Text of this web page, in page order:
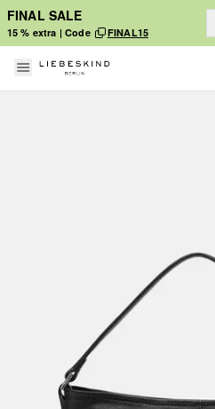
FINAL SALE
15 % extra | Code FINAL15